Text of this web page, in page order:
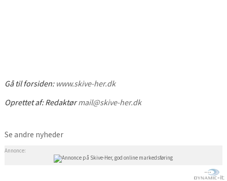
Gå til forsiden:www.skive-her.dk
Oprettet af:Redaktørmail@skive-her.dk
Se andre nyheder
Annonce: